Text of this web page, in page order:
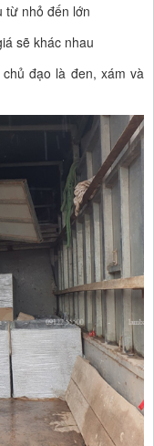
từ nhỏ đến lớn
sẽ khác nhau
đạo là đen, xám và